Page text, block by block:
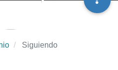
Siguiendo